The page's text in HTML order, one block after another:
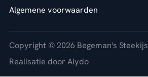
Algemene voorwaarden
Copyright © 2026 Begeman's Steekijs
Realisatie door Alydo